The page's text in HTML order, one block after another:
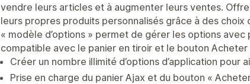
vendre leurs articles et à augmenter leurs ventes.
leurs propres produits personnalisés grâce à des choix
« modèle d’options » permet de gérer les options
compatible avec le panier en tiroir et le bouton Acheter
Créer un nombre illimité d’options d’application
Prise en charge du panier Ajax et du bouton «